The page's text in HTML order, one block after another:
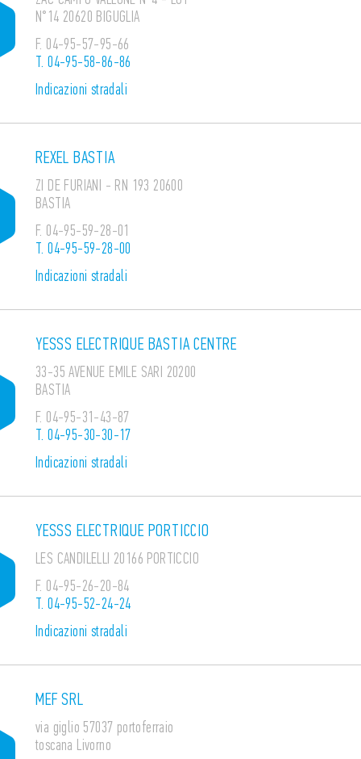
N°14 20620 BIGUGLIA
F. 04-95-57-95-66
T.04-95-58-86-86
Indicazioni stradali
REXEL BASTIA
ZI DE FURIANI - RN 193 20600
BASTIA
F. 04-95-59-28-01
T.04-95-59-28-00
Indicazioni stradali
YESSS ELECTRIQUE BASTIA CENTRE
33-35 AVENUE EMILE SARI 20200
BASTIA
F. 04-95-31-43-87
T.04-95-30-30-17
Indicazioni stradali
YESSS ELECTRIQUE PORTICCIO
LES CANDILELLI 20166 PORTICCIO
F. 04-95-26-20-84
T.04-95-52-24-24
Indicazioni stradali
MEF SRL
via giglio 57037 portoferraio
toscana Livorno